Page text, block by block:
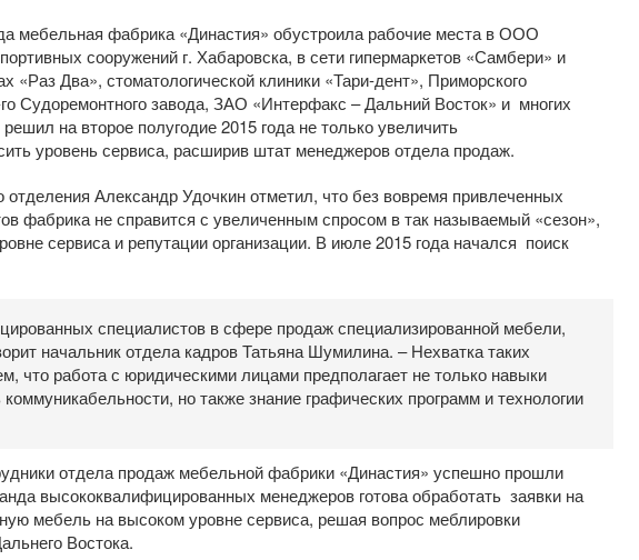
мебельная фабрика «Династия» обустроила рабочие места в ООО
сооружений г. Хабаровска, в сети гипермаркетов «Самбери» и
«Раз Два», стоматологической клиники «Тари-дент», Приморского
го Судоремонтного завода, ЗАО «Интерфакс – Дальний Восток» и многих
на второе полугодие 2015 года не только увеличить
уровень сервиса, расширив штат менеджеров отдела продаж.
отделения Александр Удочкин отметил, что без вовремя привлеченных
фабрика не справится с увеличенным спросом в так называемый «сезон»,
сервиса и репутации организации. В июле 2015 года начался поиск
специалистов в сфере продаж специализированной мебели,
начальник отдела кадров Татьяна Шумилина. – Нехватка таких
что работа с юридическими лицами предполагает не только навыки
но также знание графических программ и технологии
отдела продаж мебельной фабрики «Династия» успешно прошли
высококвалифицированных менеджеров готова обработать заявки на
мебель на высоком уровне сервиса, решая вопрос меблировки
Востока.